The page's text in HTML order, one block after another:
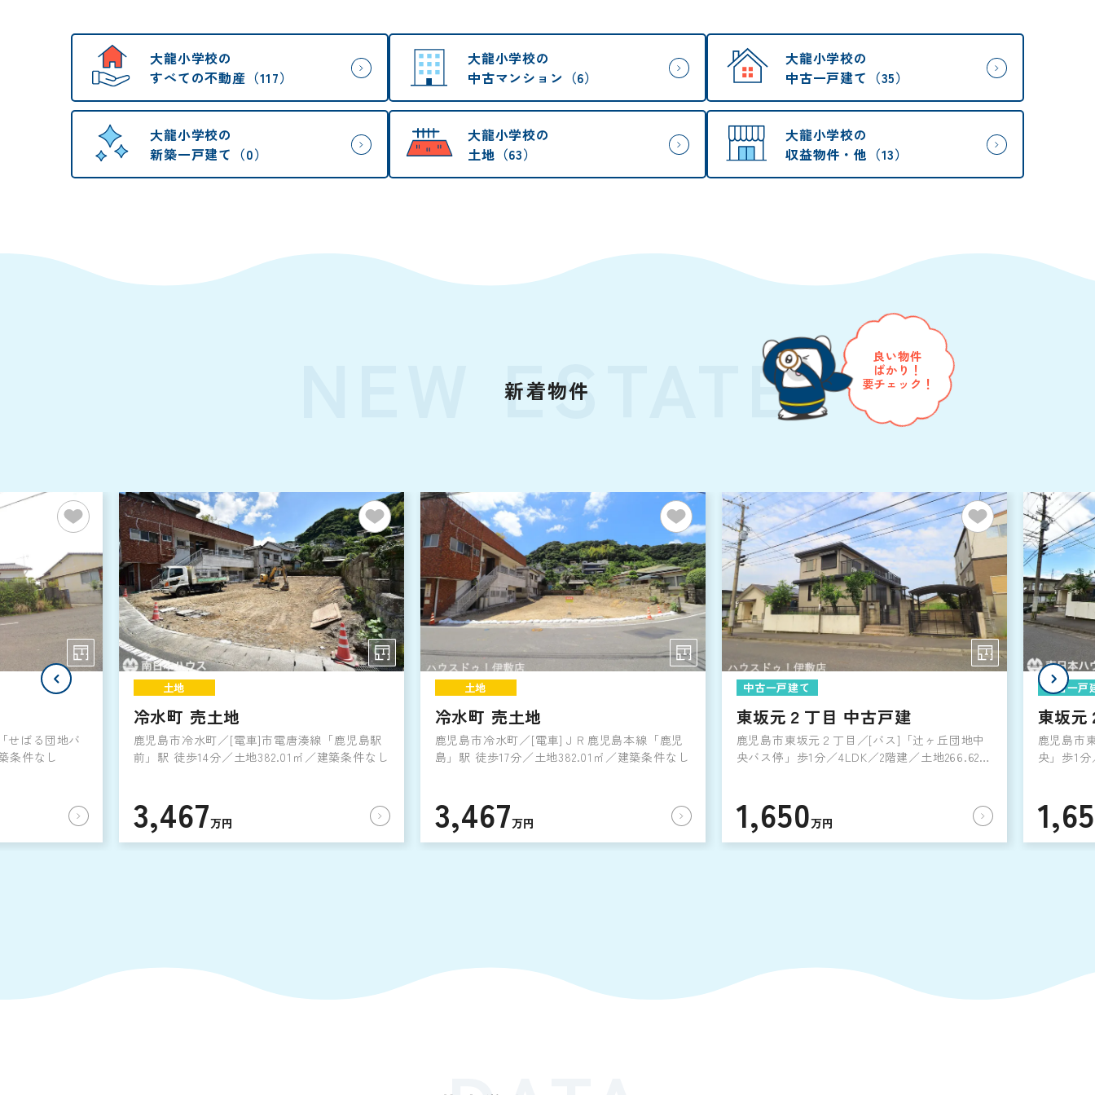
大龍小学校の
すべての不動産（117）
大龍小学校の
中古マンション（6）
大龍小学校の
中古一戸建て（35）
大龍小学校の
新築一戸建て（0）
大龍小学校の
土地（63）
大龍小学校の
収益物件・他（13）
NEW ESTATE
新着物件
良い物件
ばかり！
要チェック！
せばる団地バ
条件なし
土地
冷水町 売土地
鹿児島市冷水町／[電車]市電唐湊線「鹿児島駅
前」駅 徒歩14分／土地382.01㎡／建築条件なし
3,467万円
土地
冷水町 売土地
鹿児島市冷水町／[電車]ＪＲ鹿児島本線「鹿児
島」駅 徒歩17分／土地382.01㎡／建築条件なし
3,467万円
中古一戸建て
東坂元２丁目 中古戸建
鹿児島市東坂元２丁目／[バス]「辻ヶ丘団地中
央バス停」歩1分／4LDK／2階建／土地266.62㎡
1,650万円
中古一戸
東坂元
鹿児島市
央」歩1